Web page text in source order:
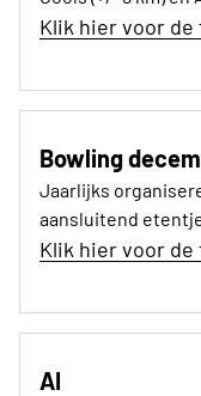
Klik hier voor de
Bowling
Jaarlijks
aansluitend
Klik hier voor de
AI